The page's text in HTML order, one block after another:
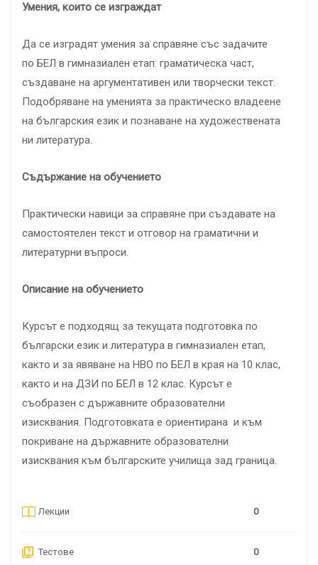
Умения, които се изграждат
Да се изградят умения за справяне със задачите
по БЕЛ в гимназиален етап: граматическа част,
създаване на аргументативен или творчески текст.
Подобряване на уменията за практическо владеене
на българския език и познаване на художествената
ни литература.
Съдържание на обучението
Практически навици за справяне при създавате на
самостоятелен текст и отговор на граматични и
литературни въпроси.
Описание на обучението
Курсът е подходящ за текущата подготовка по
български език и литература в гимназиален етап,
както и за явяване на НВО по БЕЛ в края на 10 клас,
както и на ДЗИ по БЕЛ в 12 клас. Курсът е
съобразен с държавните образователни
изисквания. Подготовката е ориентирана и към
покриване на държавните образователни
изисквания към българските училища зад граница.
Лекции 0
Тестове 0